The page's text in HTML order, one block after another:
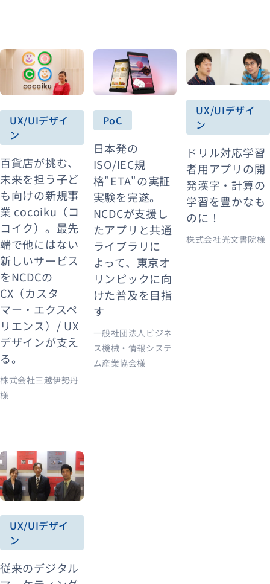
UX/UIデザイ
ン
百貨店が挑む、
未来を担う子ど
も向けの新規事
業 cocoiku（コ
コイク）。最先
端で他にはない
新しいサービス
をNCDCの
CX（カスタ
マー・エクスペ
リエンス）/ UX
デザインが支え
る。
株式会社三越伊勢丹
様
PoC
日本発の
ISO/IEC規
格"ETA"の実証
実験を完遂。
NCDCが支援し
たアプリと共通
ライブラリに
よって、東京オ
リンピックに向
けた普及を目指
す
一般社団法人ビジネ
ス機械・情報システ
ム産業協会様
UX/UIデザイ
ン
ドリル対応学習
者用アプリの開
発漢字・計算の
学習を豊かなも
のに！
株式会社光文書院様
UX/UIデザイ
ン
従来のデジタル